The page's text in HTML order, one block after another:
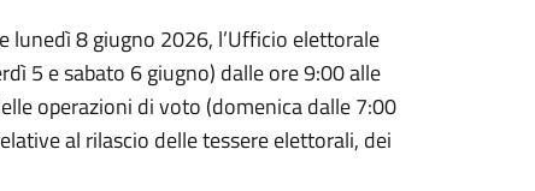
lunedì 8 giugno 2026, l’Ufficio elettorale
5 e sabato 6 giugno) dalle ore 9:00 alle
operazioni di voto (domenica dalle 7:00
al rilascio delle tessere elettorali, dei